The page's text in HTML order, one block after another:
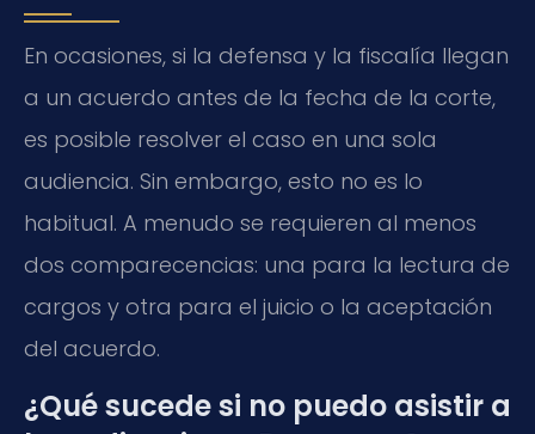
En ocasiones, si la defensa y la fiscalía llegan
a un acuerdo antes de la fecha de la corte,
es posible resolver el caso en una sola
audiencia. Sin embargo, esto no es lo
habitual. A menudo se requieren al menos
dos comparecencias: una para la lectura de
cargos y otra para el juicio o la aceptación
del acuerdo.
¿Qué sucede si no puedo asistir a